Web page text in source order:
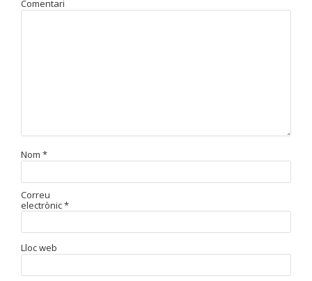
Comentari
Nom *
Correu
electrònic*
Lloc web